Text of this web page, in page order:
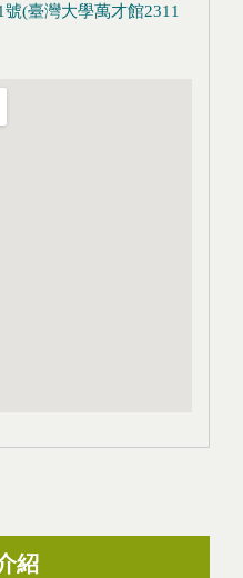
(臺灣大學萬才館2311
紹